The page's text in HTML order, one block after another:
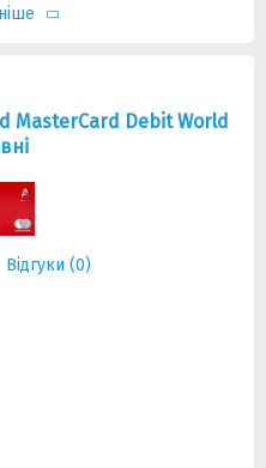
MasterCard Debit World
Відгуки (0)